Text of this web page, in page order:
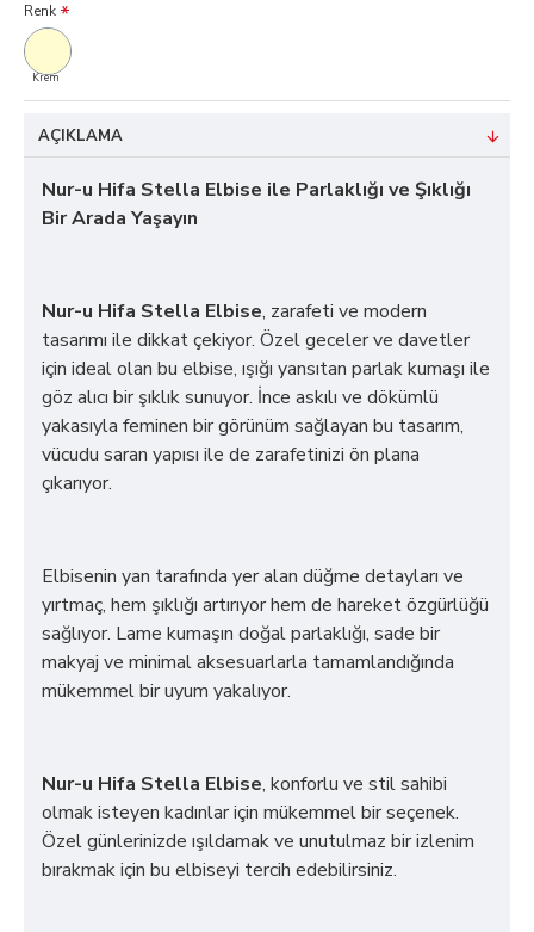
Renk
Krem
AÇIKLAMA
Nur-u Hifa Stella Elbise ile Parlaklığı ve Şıklığı
Bir Arada Yaşayın
Nur-u Hifa Stella Elbise, zarafeti ve modern
tasarımı ile dikkat çekiyor. Özel geceler ve davetler
için ideal olan bu elbise, ışığı yansıtan parlak kumaşı ile
göz alıcı bir şıklık sunuyor. İnce askılı ve dökümlü
yakasıyla feminen bir görünüm sağlayan bu tasarım,
vücudu saran yapısı ile de zarafetinizi ön plana
çıkarıyor.
Elbisenin yan tarafında yer alan düğme detayları ve
yırtmaç, hem şıklığı artırıyor hem de hareket özgürlüğü
sağlıyor. Lame kumaşın doğal parlaklığı, sade bir
makyaj ve minimal aksesuarlarla tamamlandığında
mükemmel bir uyum yakalıyor.
Nur-u Hifa Stella Elbise, konforlu ve stil sahibi
olmak isteyen kadınlar için mükemmel bir seçenek.
Özel günlerinizde ışıldamak ve unutulmaz bir izlenim
bırakmak için bu elbiseyi tercih edebilirsiniz.